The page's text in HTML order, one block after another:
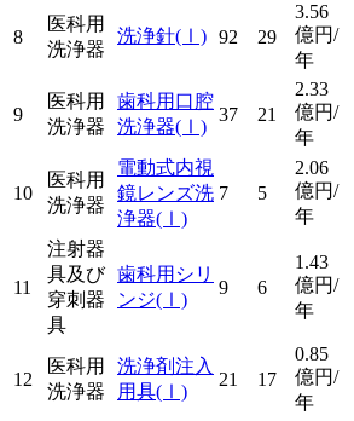
8
医科用
洗浄器
洗浄針(Ⅰ) 92 29
3.56
億円/
年
9
医科用
洗浄器
歯科用口腔
洗浄器(Ⅰ)
37 21
2.33
億円/
年
10
医科用
洗浄器
電動式内視
鏡レンズ洗
浄器(Ⅰ)
7 5
2.06
億円/
年
11
注射器
具及び
穿刺器
具
歯科用シリ
ンジ(Ⅰ)
9 6
1.43
億円/
年
12
医科用
洗浄器
洗浄剤注入
用具(Ⅰ)
21 17
0.85
億円/
年